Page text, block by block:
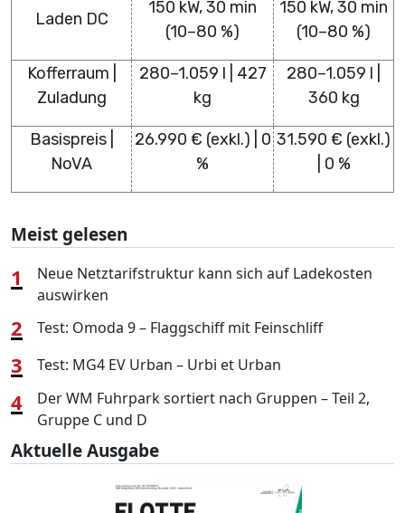
Laden DC
150 kW, 30 min
(10–80 %)
150 kW, 30 min
(10–80 %)
Kofferraum |
Zuladung
280–1.059 l | 427
kg
280–1.059 l |
360 kg
Basispreis |
NoVA
26.990 € (exkl.) | 0
%
31.590 € (exkl.)
| 0 %
Meist gelesen
1
Neue Netztarifstruktur kann sich auf Ladekosten
auswirken
2 Test: Omoda 9 – Flaggschiff mit Feinschliff
3 Test: MG4 EV Urban – Urbi et Urban
4
Der WM Fuhrpark sortiert nach Gruppen – Teil 2,
Gruppe C und D
Aktuelle Ausgabe